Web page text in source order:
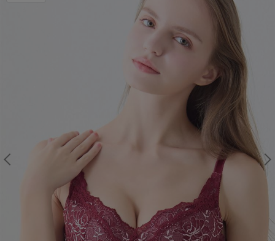
下着
ライフスタイル
キッズ
マタニティ ギフトラッピング
サイズからブラを探す
A65 A70 A75